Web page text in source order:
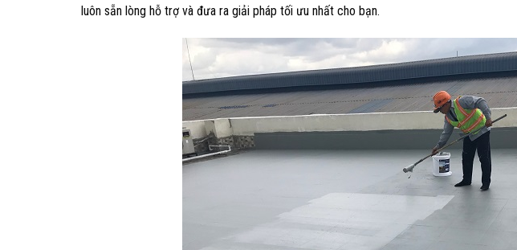
luôn sẵn lòng hỗ trợ và đưa ra giải pháp tối ưu nhất cho bạn.